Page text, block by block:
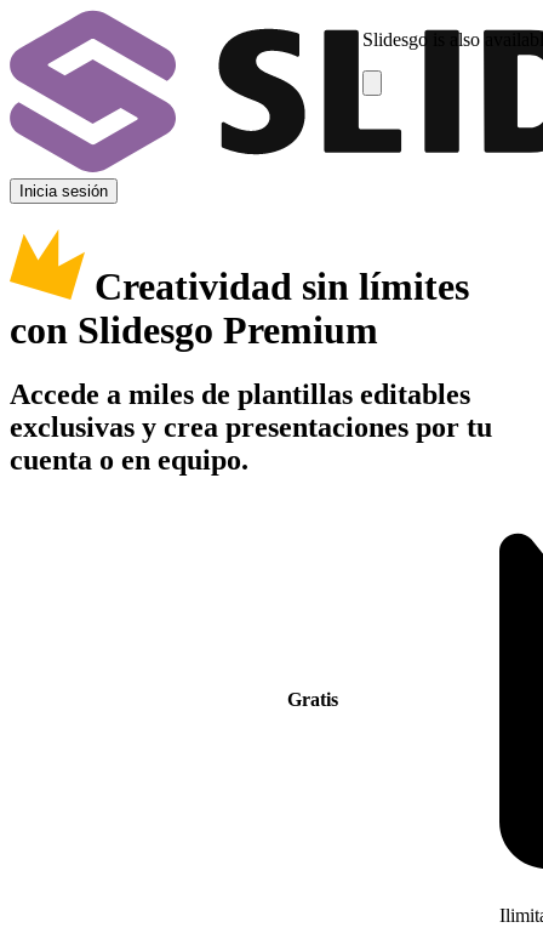
Slidesgo is also
Inicia sesión
Creatividad sin límites
con Slidesgo Premium
Accede a miles de plantillas editables
exclusivas y crea presentaciones por tu
cuenta o en equipo.
Gratis